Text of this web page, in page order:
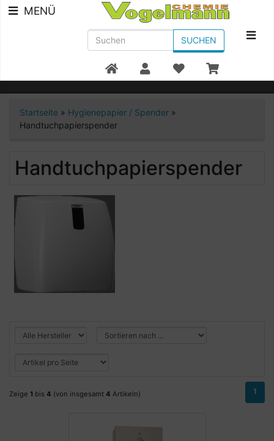
Beratung +49 7951/91300
MENÜ
SUCHEN
Startseite » Hygienepapier / Spender »
Handtuchpapierspender
Handtuchpapierspender
Zeige 1 bis 4 (von insgesamt 4 Artikeln) 1